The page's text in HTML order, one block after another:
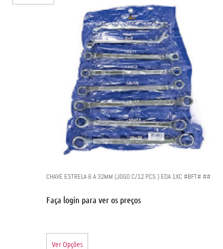
CHAVE ESTRELA 6 A 32MM (JOGO C/12 PCS ) EDA 1XC #BFT# ##
Faça login para ver os preços
Ver Opções